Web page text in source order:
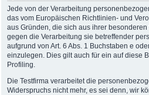
Jede von der Verarbeitung
das vom Europäischen Richtlinien- und
aus Gründen, die sich aus ihrer
gegen die Verarbeitung sie betreffender
aufgrund von Art. 6 Abs. 1 Buchstaben e
einzulegen. Dies gilt auch für ein auf diese
Profiling.
Die Testfirma verarbeitet die
Widerspruchs nicht mehr, es sei denn, wir